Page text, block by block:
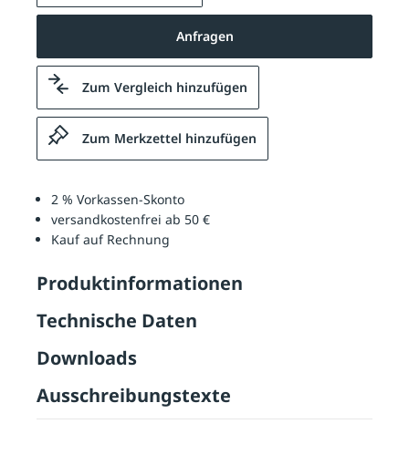
Anfragen
Zum Vergleich hinzufügen
Zum Merkzettel hinzufügen
2 % Vorkassen-Skonto
versandkostenfrei ab 50 €
Kauf auf Rechnung
Produktinformationen
Technische Daten
Downloads
Ausschreibungstexte